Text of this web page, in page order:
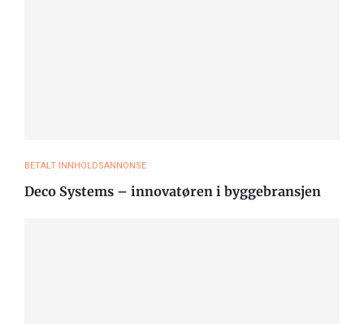
BETALT INNHOLDSANNONSE
Deco Systems – innovatøren i byggebransjen